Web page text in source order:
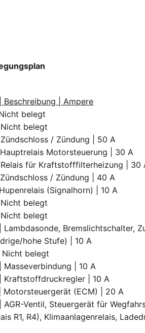
Beschreibung | Ampere
belegt
belegt
/ Zündung | 50 A
Motorsteuerung | 30 A
für Kraftstofffilterheizung | 30
/ Zündung | 40 A
(Signalhorn) | 10 A
belegt
belegt
Lambdasonde, Bremslichtschalter,
hohe Stufe) | 10 A
Nicht belegt
Masseverbindung | 10 A
Kraftstoffdruckregler | 10 A
Motorsteuergerät (ECM) | 20 A
AGR-Ventil, Steuergerät für
R1, R4), Klimaanlagenrelais,